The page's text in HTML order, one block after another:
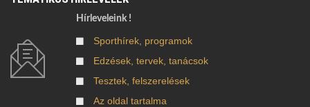
Hírleveleink !
Sporthírek, programok
Edzések, tervek, tanácsok
Tesztek, felszerelések
Az oldal tartalma